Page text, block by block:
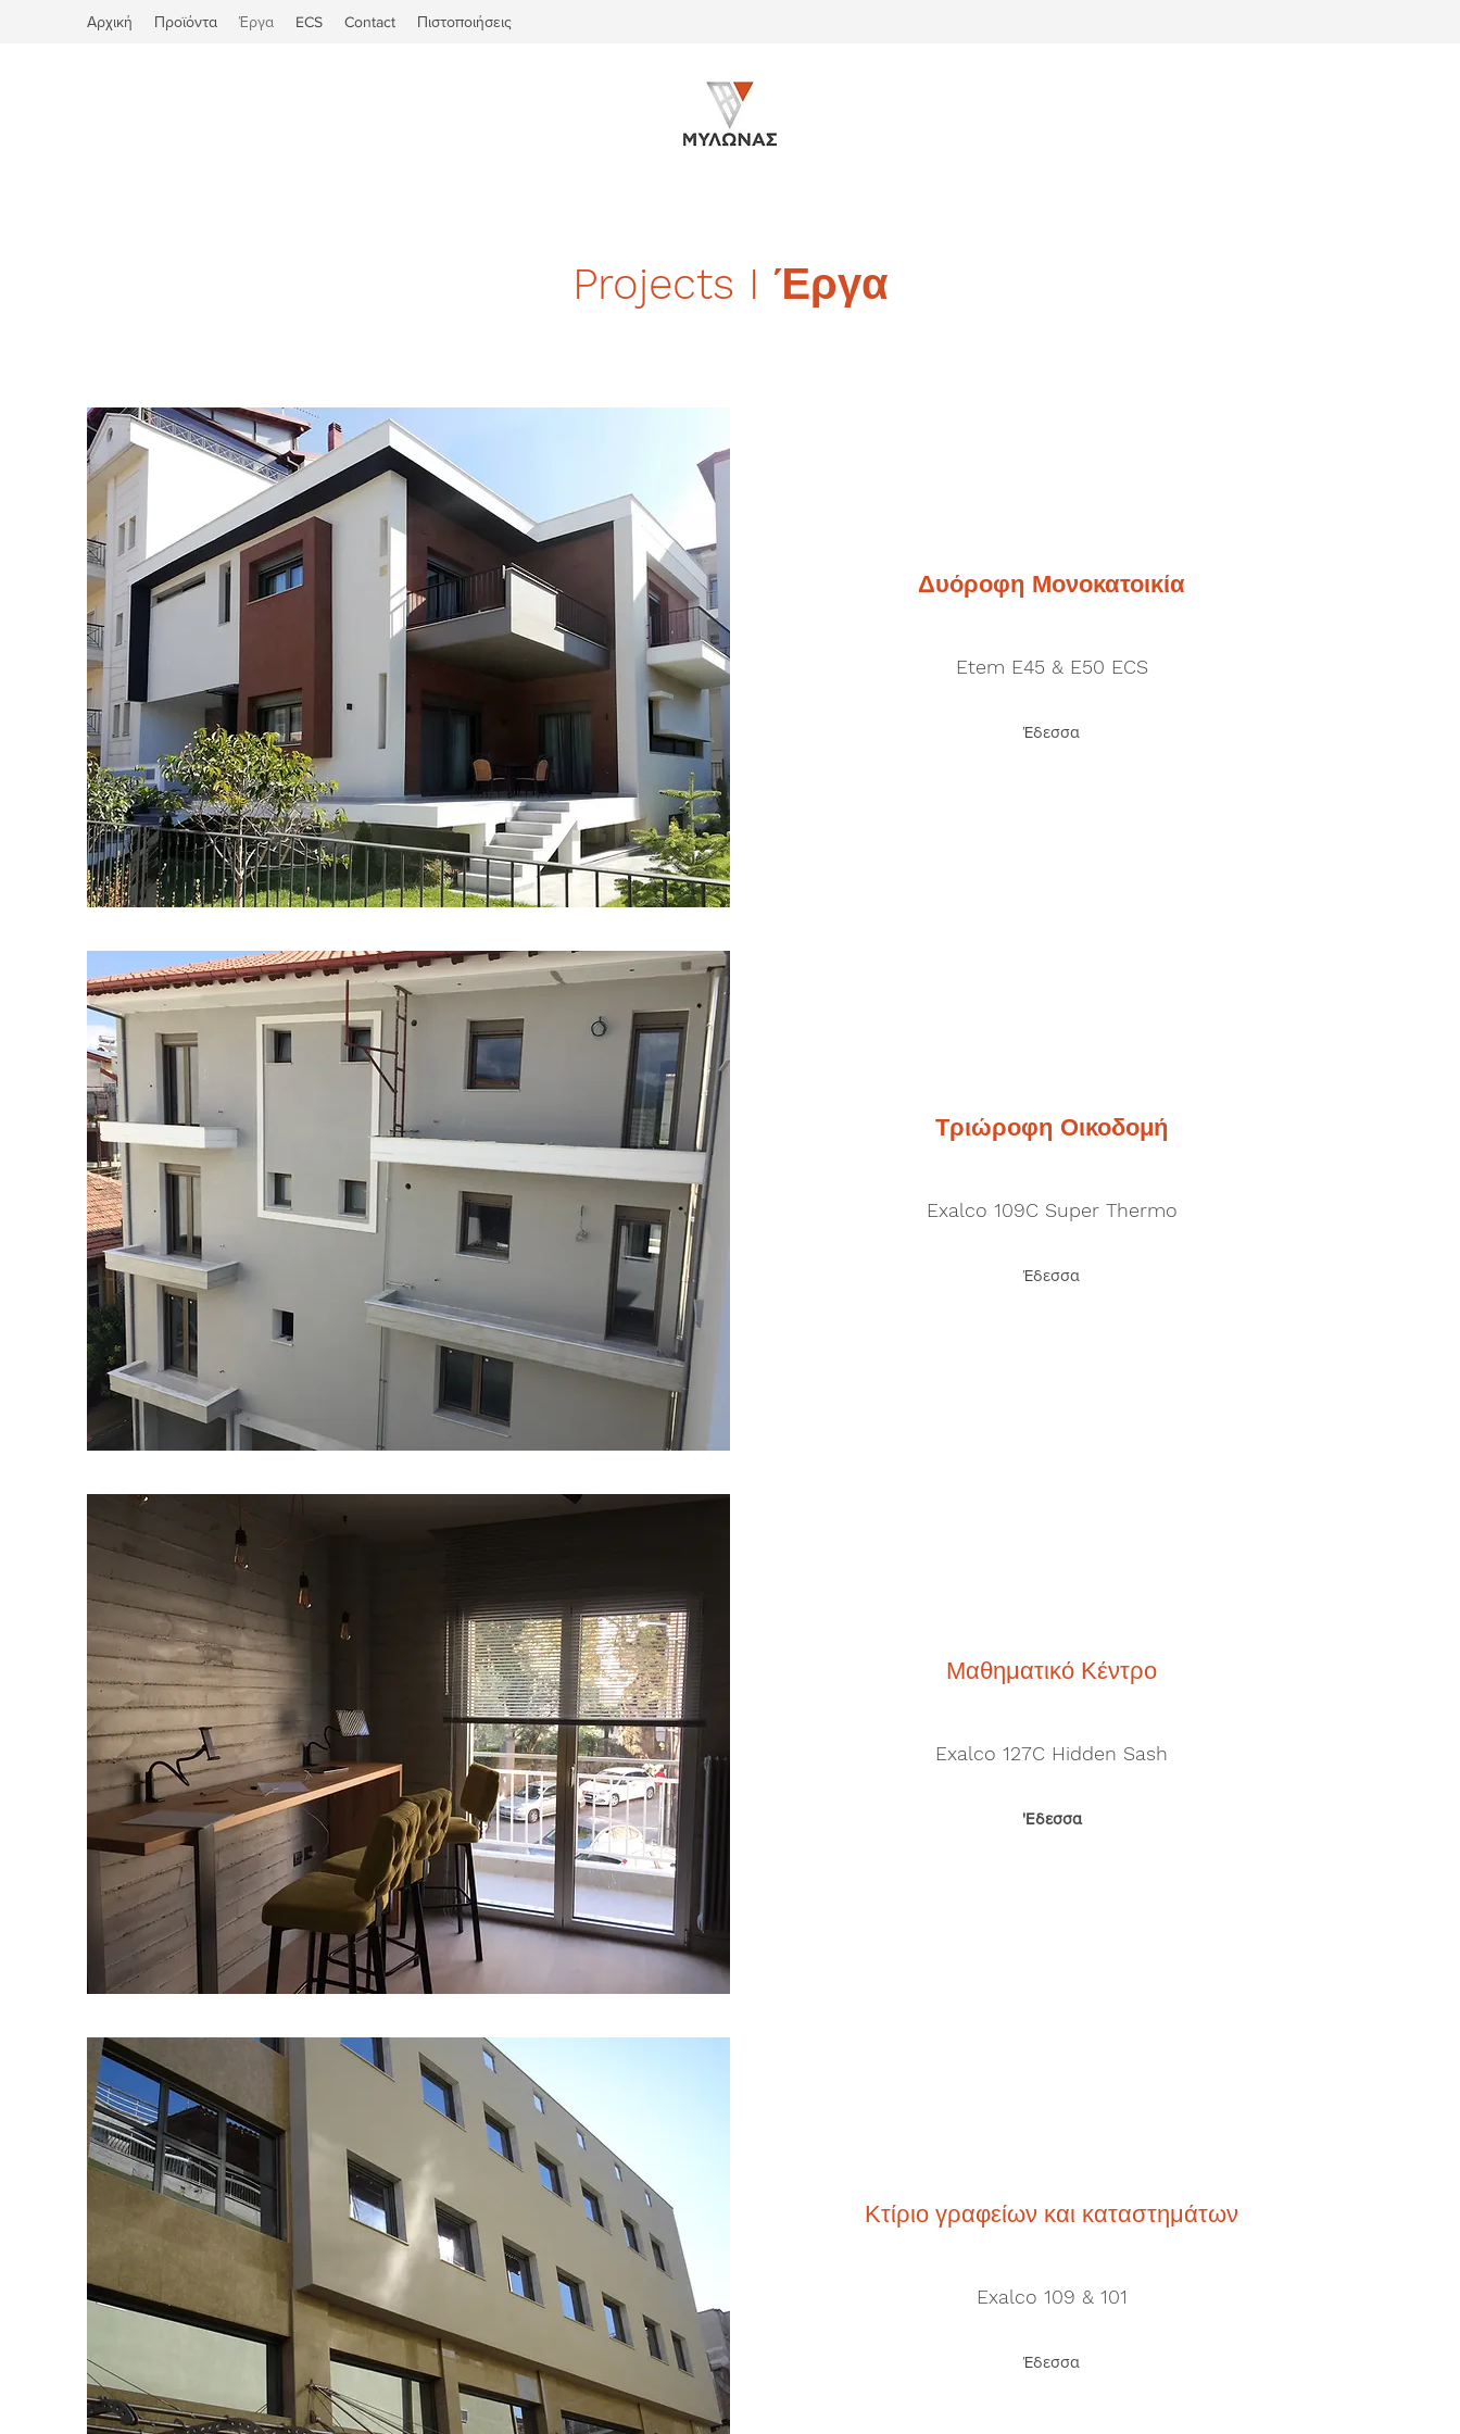
Αρχική Προϊόντα Έργα ECS Contact Πιστοποιήσεις
Projects I Έργα
Δυόροφη Μονοκατοικία
Etem E45 & E50 ECS
Έδεσσα
Τριώροφη Οικοδομή
Exalco 109C Super Thermo
Έδεσσα
Μαθηματικό Κέντρο
Exalco 127C Hidden Sash
'Εδεσσα
Κτίριο γραφείων και καταστημάτων
Exalco 109 & 101
Έδεσσα